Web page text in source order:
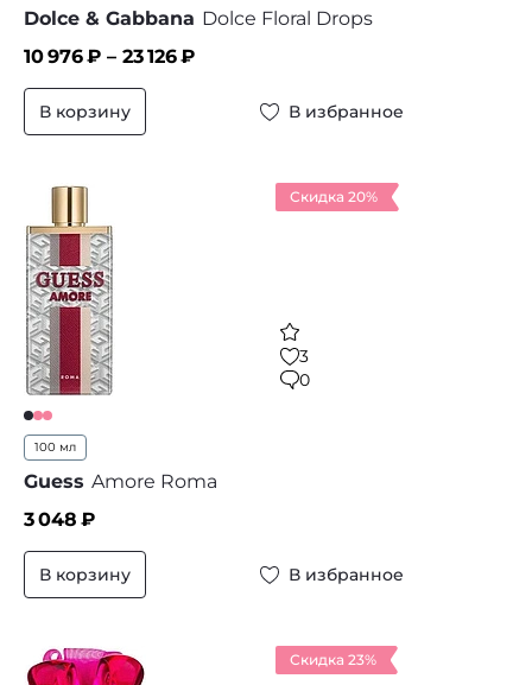
Dolce & Gabbana Dolce Floral Drops
10 976₽ – 23 126₽
В корзину В избранное
Скидка 20%
3
0
100 мл
Guess Amore Roma
3 048 ₽
В корзину В избранное
Скидка 23%